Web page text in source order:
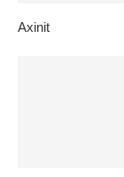
Axinit